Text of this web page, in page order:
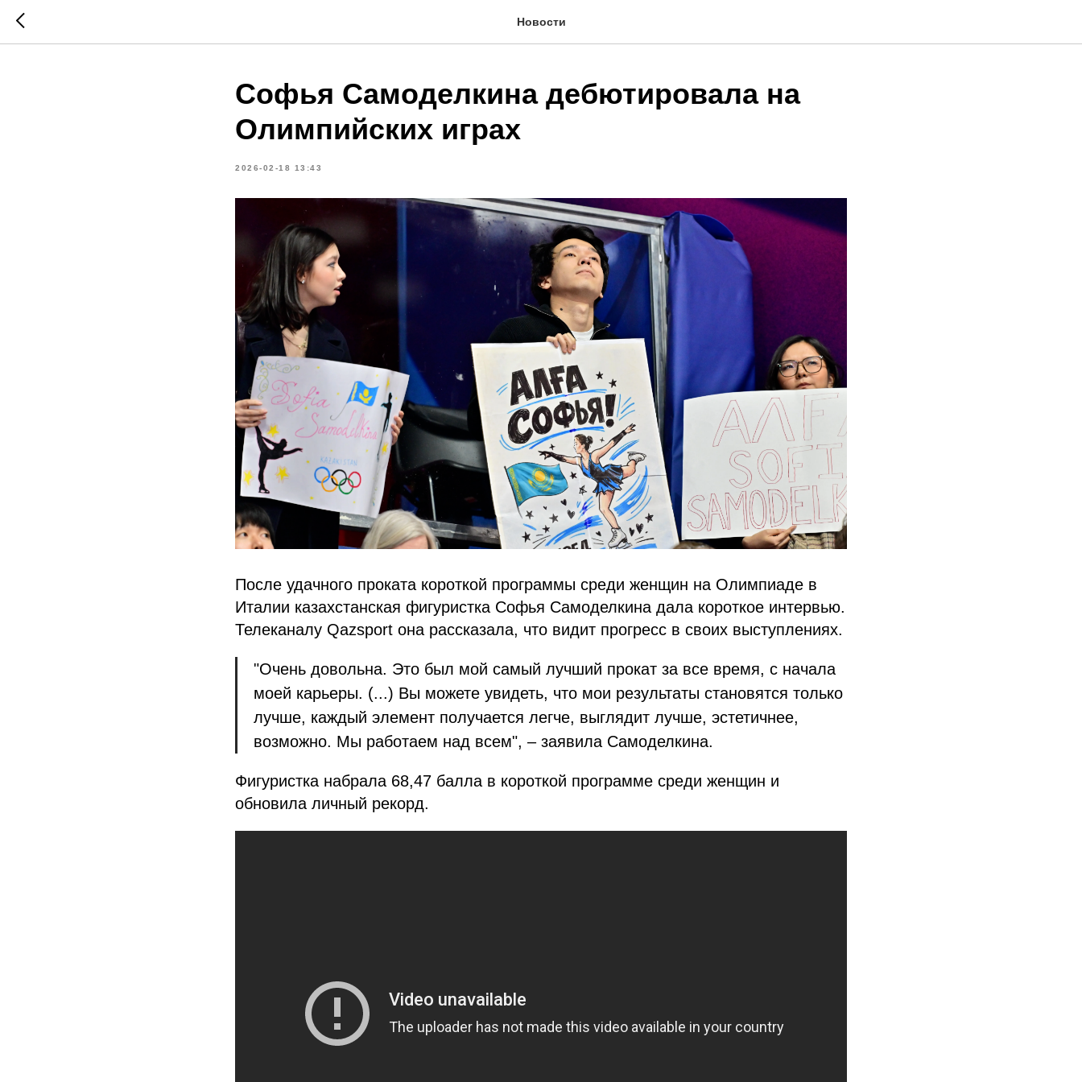
Новости
Софья Самоделкина дебютировала на
Олимпийских играх
2026-02-18 13:43
После удачного проката короткой программы среди женщин на Олимпиаде в
Италии казахстанская фигуристка Софья Самоделкина дала короткое интервью.
Телеканалу Qazsport она рассказала, что видит прогресс в своих выступлениях.
"Очень довольна. Это был мой самый лучший прокат за все время, с начала
моей карьеры. (...) Вы можете увидеть, что мои результаты становятся только
лучше, каждый элемент получается легче, выглядит лучше, эстетичнее,
возможно. Мы работаем над всем", – заявила Самоделкина.
Фигуристка набрала 68,47 балла в короткой программе среди женщин и
обновила личный рекорд.